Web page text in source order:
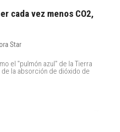
cada vez menos CO2,
Star
el "pulmón azul" de la Tierra
la absorción de dióxido de